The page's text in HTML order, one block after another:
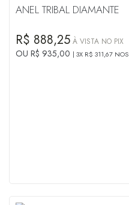
ANEL TRIBAL DIAMANTE
R$ 888,25 À VISTA NO PIX
OU R$ 935,00 3X R$ 311,67 NOS